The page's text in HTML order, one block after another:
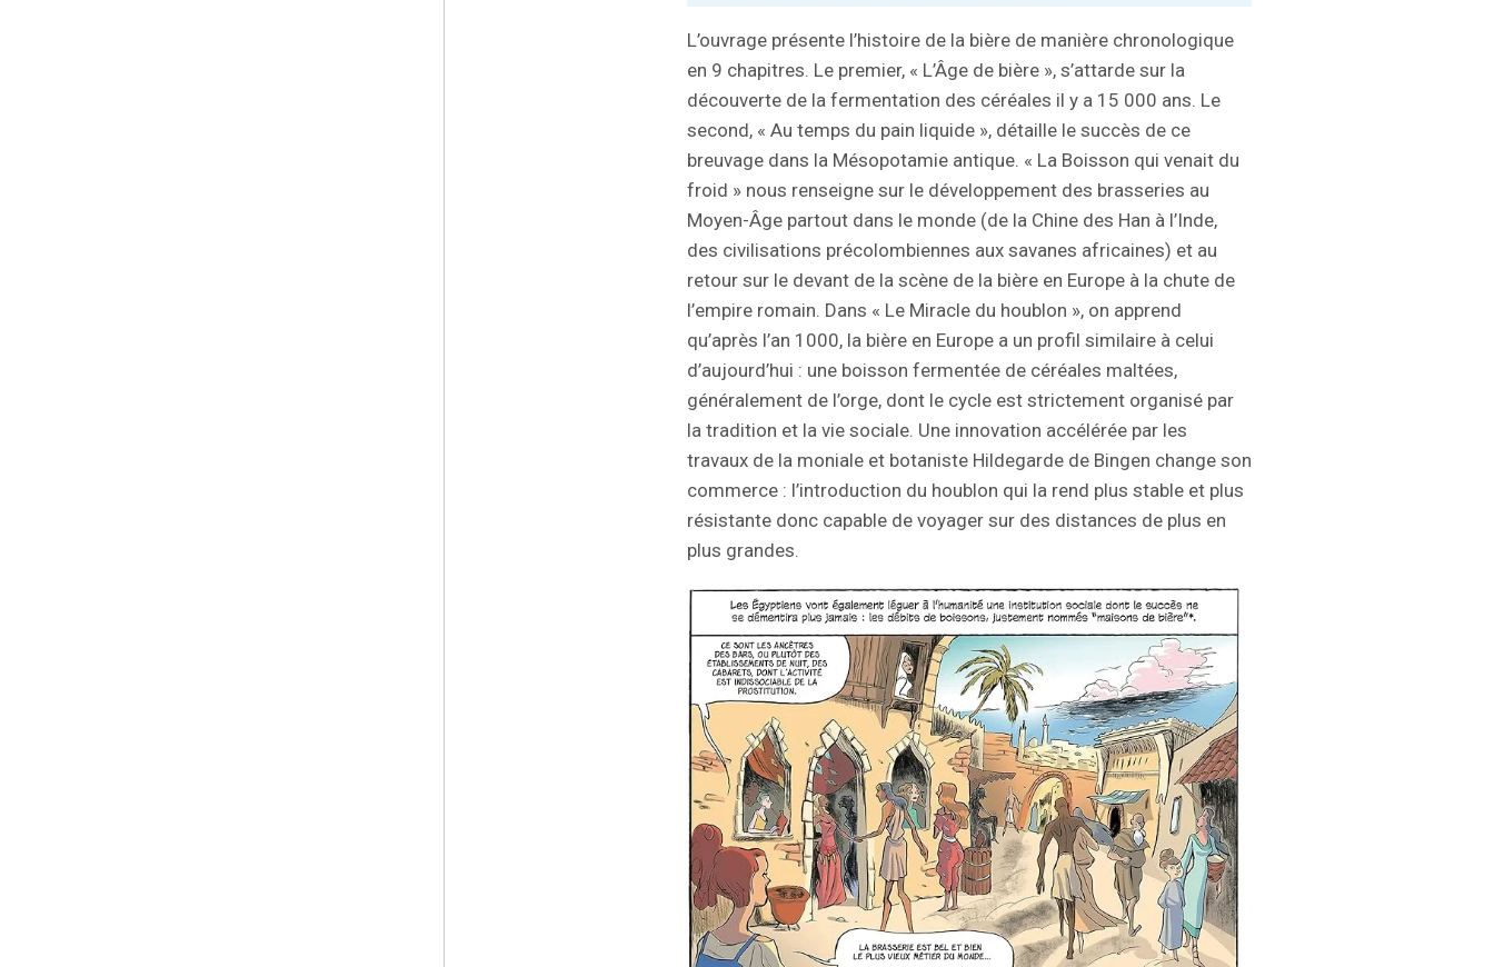
L’ouvrage présente l’histoire de la bière de manière chronologique
en 9 chapitres. Le premier, « L’Âge de bière », s’attarde sur la
découverte de la fermentation des céréales il y a 15 000 ans. Le
second, « Au temps du pain liquide », détaille le succès de ce
breuvage dans la Mésopotamie antique. « La Boisson qui venait du
froid » nous renseigne sur le développement des brasseries au
Moyen-Âge partout dans le monde (de la Chine des Han à l’Inde,
des civilisations précolombiennes aux savanes africaines) et au
retour sur le devant de la scène de la bière en Europe à la chute de
l’empire romain. Dans « Le Miracle du houblon », on apprend
qu’après l’an 1000, la bière en Europe a un profil similaire à celui
d’aujourd’hui : une boisson fermentée de céréales maltées,
généralement de l’orge, dont le cycle est strictement organisé par
la tradition et la vie sociale. Une innovation accélérée par les
travaux de la moniale et botaniste Hildegarde de Bingen change son
commerce : l’introduction du houblon qui la rend plus stable et plus
résistante donc capable de voyager sur des distances de plus en
plus grandes.